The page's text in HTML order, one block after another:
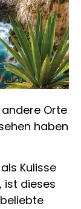
Orte
haben
Kulisse
ist dieses